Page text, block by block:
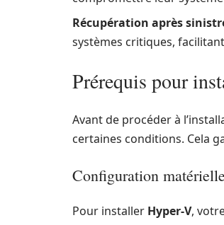
Récupération après
systèmes critiques,
Prérequis pour
Avant de procéder à
certaines conditions. Cela
Configuration
Pour installer Hyper-V,